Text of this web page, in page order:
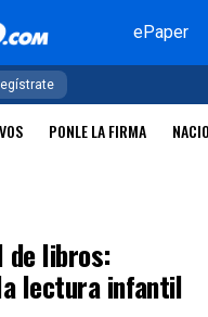
ePaper
PONLE LA FIRMA
de libros:
lectura infantil